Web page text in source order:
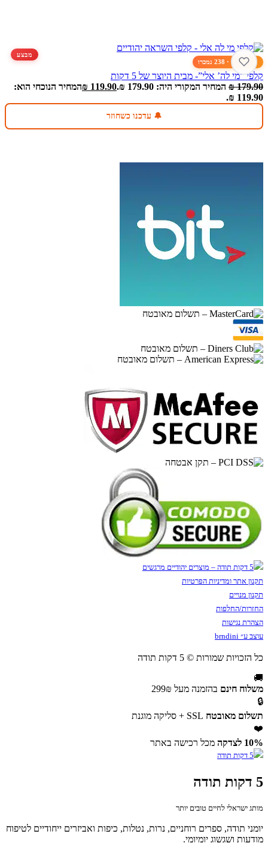
🔥 רב-מכר · 238 נמכרו
קלפי “מי לה’ אלי”- מבית היוצר של 5 דקות
179.90
₪ המחיר המקורי היה: 179.90 ₪. 119.90
₪המחיר הנוכחי הוא:
119.90 ₪.
🔔 עדכנו כשחוזר
מבצע
תקנון אתר ומדיניות הפרטיות
תקנון מנויים
החזרות/החלפות
הצהרת נגישות
עוצב ע״ brndini
כל הזכויות שמורות © 5 דקות תודה
🚚
משלוח חינם בהזמנה מעל 299₪
🔒
תשלום מאובטח SSL + סליקה מוגנת
❤️
10% לצדקה
מכל רכישה באתר
5 דקות תודה
מותג ישראלי לחיים טובים יותר
יומני תודה, ספרים רוחניים, נרות, נטלות, כיפות ואביזרים ייחודיים לטיפוח
מודעות ושגשוג יומיומי.